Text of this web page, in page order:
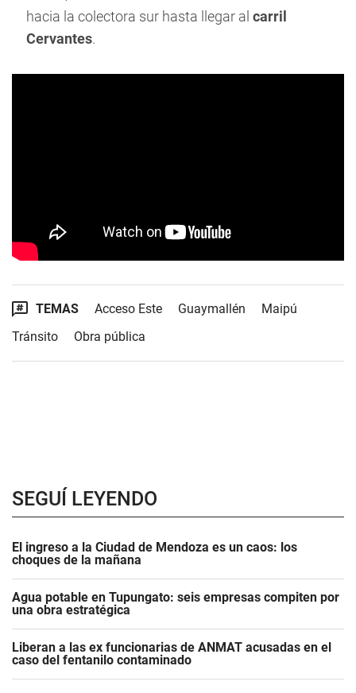
hacia la colectora sur hasta llegar al carril
Cervantes.
TEMAS Acceso Este Guaymallén
Maipú
Tránsito
Obra pública
SEGUÍ LEYENDO
El ingreso a la Ciudad de Mendoza es un caos: los
choques de la mañana
Agua potable en Tupungato: seis empresas compiten por
una obra estratégica
Liberan a las ex funcionarias de ANMAT acusadas en el
caso del fentanilo contaminado